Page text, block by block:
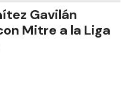
Gavilán
Mitre a la Liga